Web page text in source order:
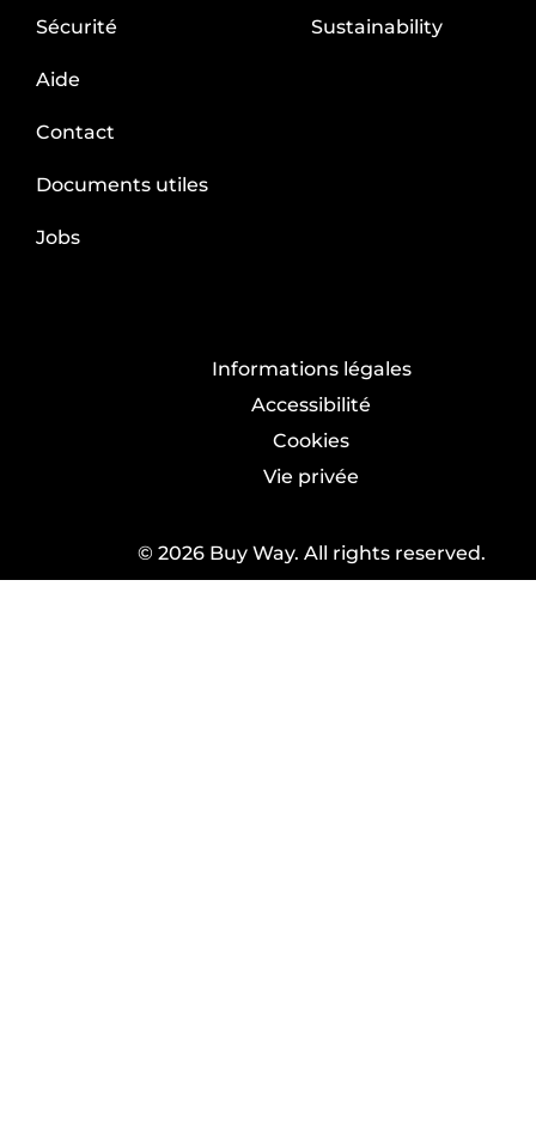
Sécurité Sustainability
Aide
Contact
Documents utiles
Jobs
Informations légales
Accessibilité
Cookies
Vie privée
© 2026 Buy Way. All rights reserved.